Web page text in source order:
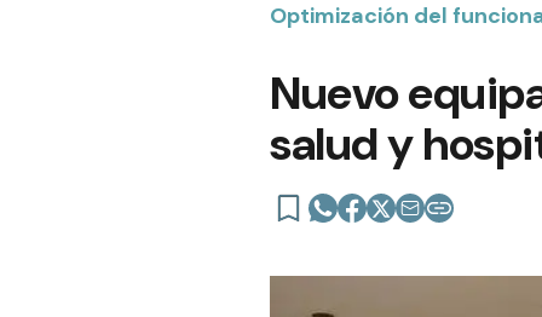
Optimización del
Nuevo
salud y